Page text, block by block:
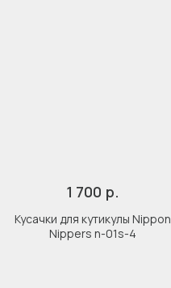
1 700 р.
Кусачки для кутикулы Nippon
Nippers n-01s-4